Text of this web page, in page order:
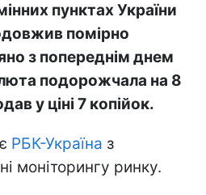
пунктах України
помірно
з попереднім днем
подорожчала на 8
у ціні 7 копійок.
РБК-Україна з
моніторингу ринку.